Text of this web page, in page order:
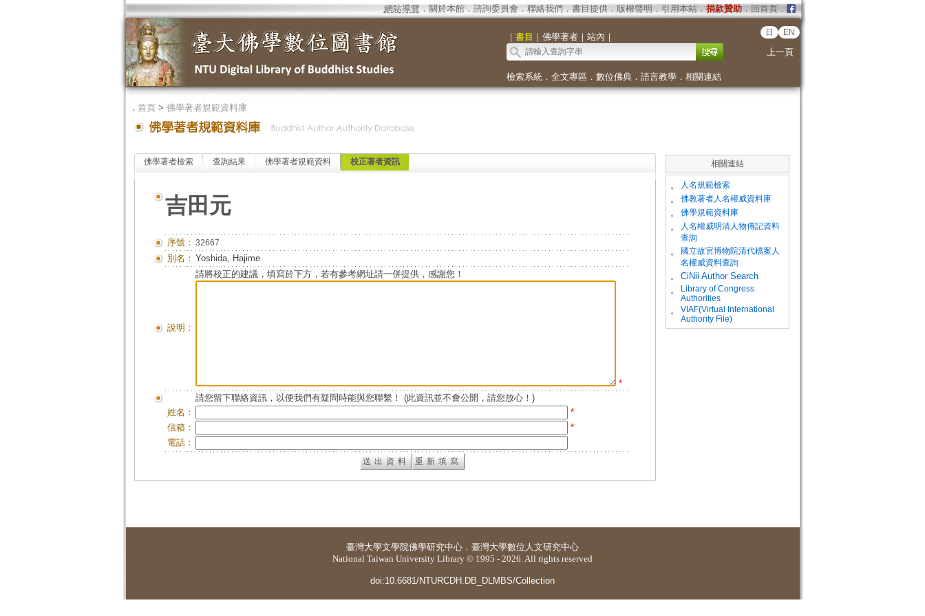
網站導覽 ． 關於本館． 諮詢委員會． 聯絡我們 ． 書目提供． 版權聲明 ． 引用本站． 捐款贊助．回首頁．
｜ 書目 ｜ 佛學著者｜ 站內 ｜ 日 EN
上一頁
檢索系統． 全文專區 ． 數位佛典． 語言教學． 相關連結
． 首頁> 佛學著者規範資料庫
佛學著者檢索 查詢結果 佛學著者規範資料 校正著者資訊
吉田元
序號： 32667
別名： Yoshida, Hajime
說明：
請將校正的建議，填寫於下方，若有參考網址請一併提供，感謝您！
*
請您留下聯絡資訊，以便我們有疑問時能與您聯繫！ (此資訊並不會公開，請您放心！)
姓名：
*
信箱：
*
電話：
相關連結
。 人名規範檢索
。 佛教著者人名權威資料庫
。 佛學規範資料庫
。
人名權威明清人物傳記資料
查詢
。
國立故宮博物院清代檔案人
名權威資料查詢
。
CiNii Author Search
。
Library of Congress
Authorities
。
VIAF(Virtual International
Authority File)
臺灣大學文學院佛學研究中心 ． 臺灣大學數位人文研究中心
National Taiwan University Library © 1995 - 2026. All rights reserved
doi:10.6681/NTURCDH.DB_DLMBS/Collection